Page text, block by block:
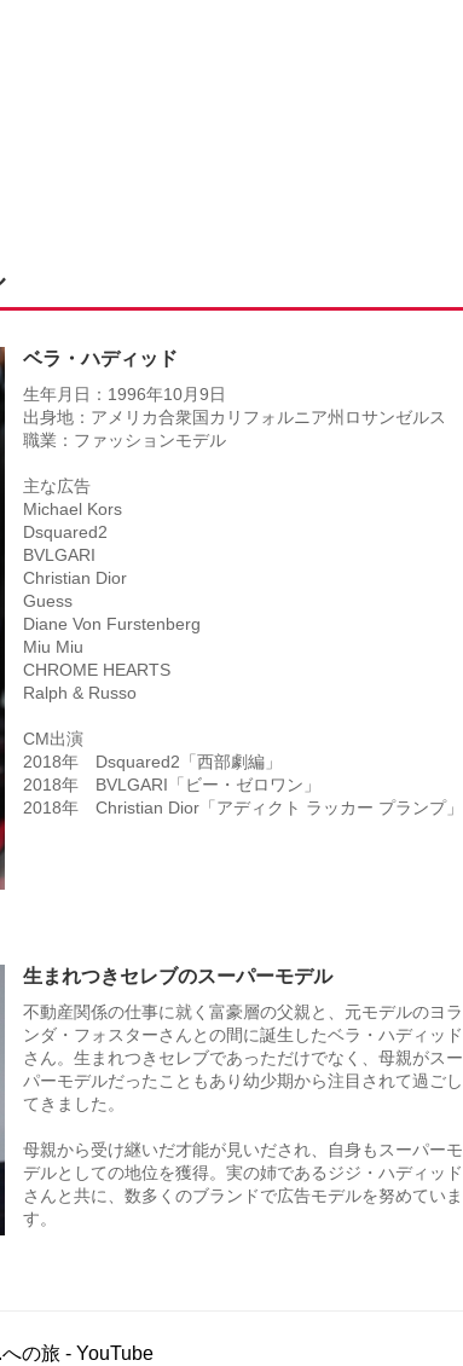
ベラ・ハディッド
生年月日：1996年10月9日
出身地：アメリカ合衆国カリフォルニア州ロサンゼルス
職業：ファッションモデル
主な広告
Michael Kors
Dsquared2
BVLGARI
Christian Dior
Guess
Diane Von Furstenberg
Miu Miu
CHROME HEARTS
Ralph & Russo
CM出演
2018年 Dsquared2「西部劇編」
2018年 BVLGARI「ビー・ゼロワン」
2018年 Christian Dior「アディクト ラッカー プランプ」
生まれつきセレブのスーパーモデル
不動産関係の仕事に就く富豪層の父親と、元モデルのヨラ
ンダ・フォスターさんとの間に誕生したベラ・ハディッド
さん。生まれつきセレブであっただけでなく、母親がスー
パーモデルだったこともあり幼少期から注目されて過ごし
てきました。
母親から受け継いだ才能が見いだされ、自身もスーパーモ
デルとしての地位を獲得。実の姉であるジジ・ハディッド
さんと共に、数多くのブランドで広告モデルを努めていま
す。
の旅 - YouTube